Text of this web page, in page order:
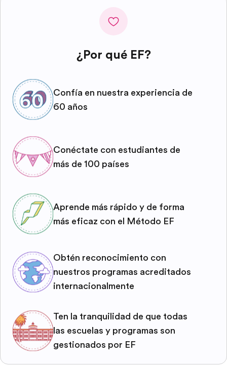
¿Por qué EF?
Confía en nuestra experiencia de
60 años
Conéctate con estudiantes de
más de 100 países
Aprende más rápido y de forma
más eficaz con el Método EF
Obtén reconocimiento con
nuestros programas acreditados
internacionalmente
Ten la tranquilidad de que todas
las escuelas y programas son
gestionados por EF